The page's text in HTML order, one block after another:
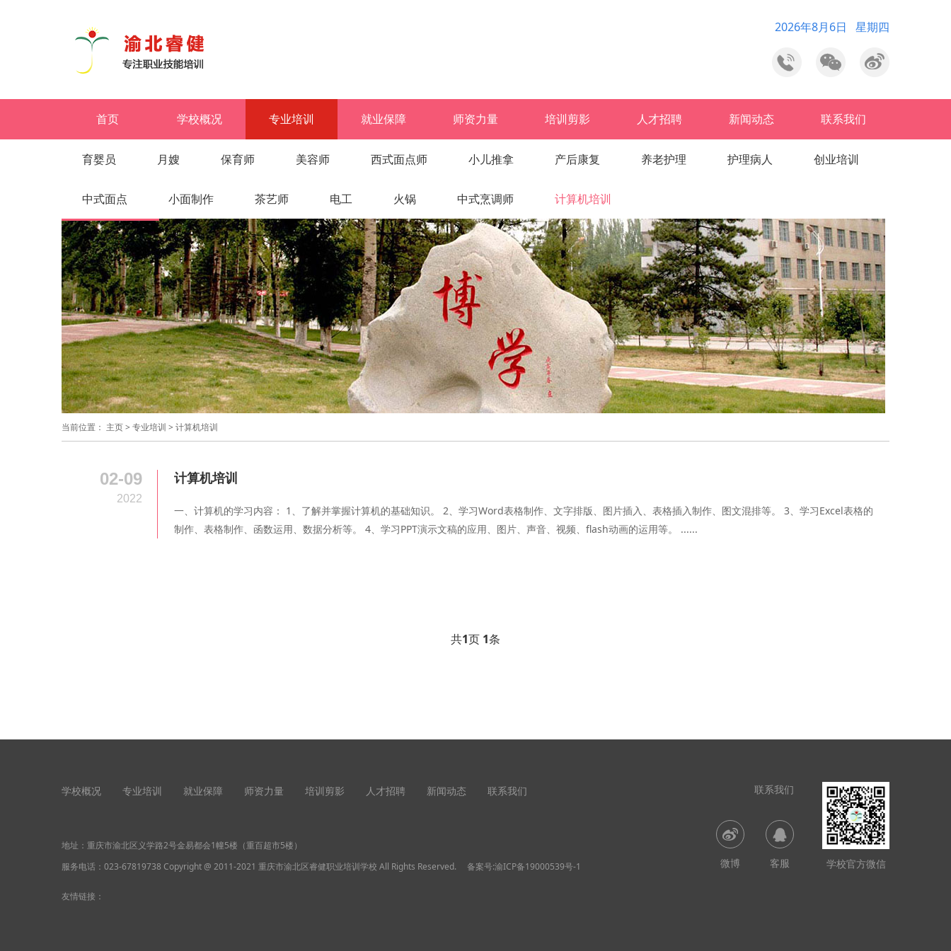
2026年8月6日 星期四
首页 学校概况 专业培训 就业保障 师资力量 培训剪影 人才招聘 新闻动态 联系我们
育婴员 月嫂 保育师 美容师 西式面点师 小儿推拿 产后康复 养老护理 护理病人 创业培训
中式面点 小面制作 茶艺师 电工 火锅 中式烹调师 计算机培训
当前位置： 主页> 专业培训 > 计算机培训
02-09
2022
计算机培训
一、计算机的学习内容： 1、了解并掌握计算机的基础知识。 2、学习Word表格制作、文字排版、图片插入、表格插入制作、图文混排等。 3、学习Excel表格的
制作、表格制作、函数运用、数据分析等。 4、学习PPT演示文稿的应用、图片、声音、视频、flash动画的运用等。 ......
共1页 1条
学校概况 专业培训 就业保障 师资力量 培训剪影 人才招聘 新闻动态 联系我们
地址：重庆市渝北区义学路2号金易都会1幢5楼（重百超市5楼）
服务电话： 023-67819738 Copyright @ 2011-2021 重庆市渝北区睿健职业培训学校 All Rights Reserved. 备案号:渝ICP备19000539号-1 学校官方微信
联系我们
微博 客服
友情链接：